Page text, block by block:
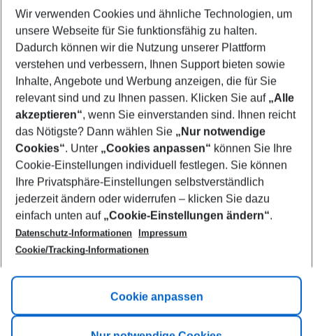
Select your date range
12/08/26–10/08/27 5-8 nights
Who will travel
2 adults No children
Show more filter
Footer
Footer navigation
Title A
Link A
Wir verwenden Cookies und ähnliche Technologien, um
unsere Webseite für Sie funktionsfähig zu halten.
Dadurch können wir die Nutzung unserer Plattform
verstehen und verbessern, Ihnen Support bieten sowie
Inhalte, Angebote und Werbung anzeigen, die für Sie
relevant sind und zu Ihnen passen. Klicken Sie auf „Alle
akzeptieren“, wenn Sie einverstanden sind. Ihnen reicht
das Nötigste? Dann wählen Sie „Nur notwendige
Cookies“. Unter „Cookies anpassen“ können Sie Ihre
Cookie-Einstellungen individuell festlegen. Sie können
Ihre Privatsphäre-Einstellungen selbstverständlich
jederzeit ändern oder widerrufen – klicken Sie dazu
einfach unten auf „Cookie-Einstellungen ändern“.
Datenschutz-Informationen
Impressum
Cookie/Tracking-Informationen
Cookie anpassen